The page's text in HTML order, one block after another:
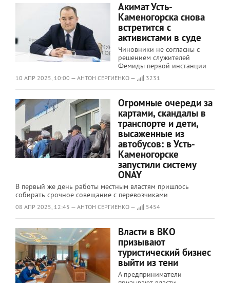
Акимат Усть-
Каменогорска снова
встретится с
активистами в суде
Чиновники не согласны с
решением служителей
Фемиды первой инстанции
10 АПР 2025, 10:00 — АНТОН СЕРГИЕНКО — 3231
Огромные очереди за
картами, скандалы в
транспорте и дети,
высаженные из
автобусов: в Усть-
Каменогорске
запустили систему
ONAY
В первый же день работы местным властям пришлось
собирать срочное совещание с перевозчиками
08 АПР 2025, 12:45 — АНТОН СЕРГИЕНКО — 5454
Власти в ВКО
призывают
туристический бизнес
выйти из тени
А предприниматели